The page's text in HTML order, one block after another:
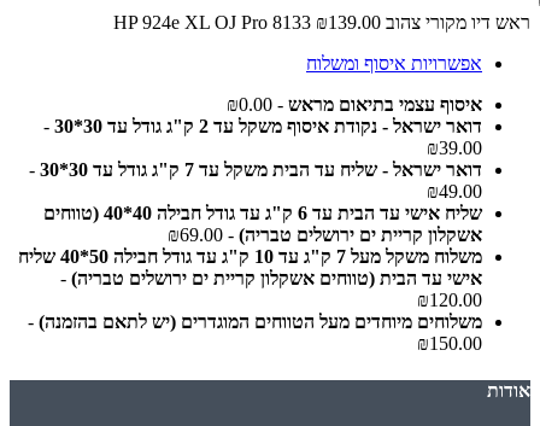
ראש דיו מקורי צהוב HP 924e XL OJ Pro 8133 ₪139.00
אפשרויות איסוף ומשלוח
איסוף עצמי בתיאום מראש - ₪0.00
דואר ישראל - נקודת איסוף משקל עד 2 ק"ג גודל עד 30*30
-
₪39.00
דואר ישראל - שליח עד הבית משקל עד 7 ק"ג גודל עד 30*30
-
₪49.00
שליח אישי עד הבית עד 6 ק"ג עד גודל חבילה 40*40 (טווחים
אשקלון קריית ים ירושלים טבריה) - ₪69.00
משלוח משקל מעל 7 ק"ג עד 10 ק"ג עד גודל חבילה 50*40 שליח
אישי עד הבית (טווחים אשקלון קריית ים ירושלים טבריה) -
₪120.00
משלוחים מיוחדים מעל הטווחים המוגדרים (יש לתאם בהזמנה) -
₪150.00
אודות